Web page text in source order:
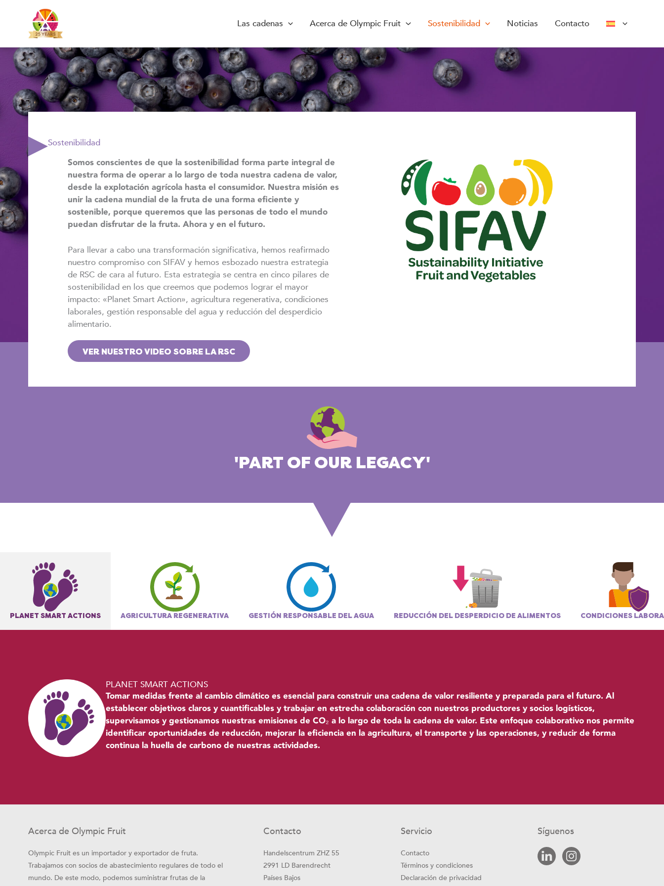
contenido
Las cadenas Acerca de Olympic Fruit Sostenibilidad Noticias Contacto
Sostenibilidad
Somos conscientes de que la sostenibilidad forma parte integral de
nuestra forma de operar a lo largo de toda nuestra cadena de valor,
desde la explotación agrícola hasta el consumidor. Nuestra misión es
unir la cadena mundial de la fruta de una forma eficiente y
sostenible, porque queremos que las personas de todo el mundo
puedan disfrutar de la fruta. Ahora y en el futuro.
Para llevar a cabo una transformación significativa, hemos reafirmado
nuestro compromiso con SIFAV y hemos esbozado nuestra estrategia
de RSC de cara al futuro. Esta estrategia se centra en cinco pilares de
sostenibilidad en los que creemos que podemos lograr el mayor
impacto: «Planet Smart Action», agricultura regenerativa, condiciones
laborales, gestión responsable del agua y reducción del desperdicio
alimentario.
VER NUESTRO VIDEO SOBRE LA RSC
'PART OF OUR LEGACY'
PLANET SMART ACTIONS AGRICULTURA REGENERATIVA GESTIÓN RESPONSABLE DEL AGUA REDUCCIÓN DEL DESPERDICIO DE ALIMENTOS CONDICIONES
PLANET SMART ACTIONS
Tomar medidas frente al cambio climático es esencial para construir una cadena de valor resiliente y preparada para el futuro. Al
establecer objetivos claros y cuantificables y trabajar en estrecha colaboración con nuestros productores y socios logísticos,
supervisamos y gestionamos nuestras emisiones de CO₂ a lo largo de toda la cadena de valor. Este enfoque colaborativo nos permite
identificar oportunidades de reducción, mejorar la eficiencia en la agricultura, el transporte y las operaciones, y reducir de forma
continua la huella de carbono de nuestras actividades.
Acerca de Olympic Fruit
Olympic Fruit es un importador y exportador de fruta.
Trabajamos con socios de abastecimiento regulares de todo el
mundo. De este modo, podemos suministrar frutas de la
Contacto
Handelscentrum ZHZ 55
2991 LD Barendrecht
Países Bajos
Servicio
Contacto
Términos y condiciones
Declaración de privacidad
Síguenos